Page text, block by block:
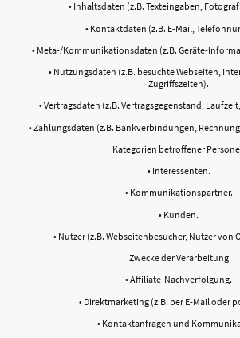
• Inhaltsdaten (z.B. Texteingaben,
• Kontaktdaten (z.B. E-Mail,
• Meta-/Kommunikationsdaten (z.B. Geräte-
• Nutzungsdaten (z.B. besuchte Webseiten,
Zugriffszeiten).
• Vertragsdaten (z.B. Vertragsgegenstand,
• Zahlungsdaten (z.B. Bankverbindungen,
Kategorien betroffener
• Interessenten.
• Kommunikationspartner.
• Kunden.
• Nutzer (z.B. Webseitenbesucher, Nutzer von
Zwecke der Verarbeitung
• Affiliate-Nachverfolgung.
• Direktmarketing (z.B. per E-Mail oder
• Kontaktanfragen und